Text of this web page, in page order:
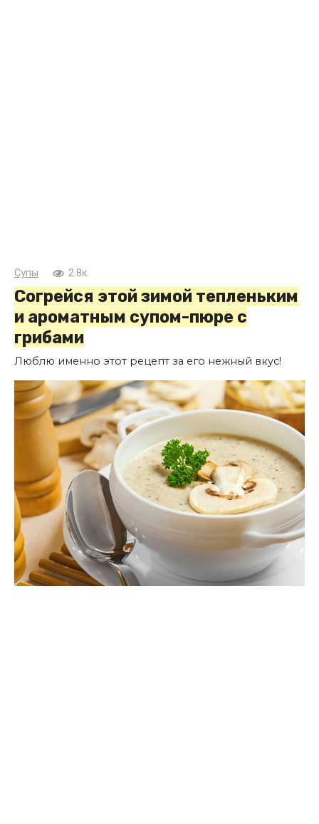
Супы 2.8к.
Согрейся этой зимой тепленьким
и ароматным супом-пюре с
грибами
Люблю именно этот рецепт за его нежный вкус!